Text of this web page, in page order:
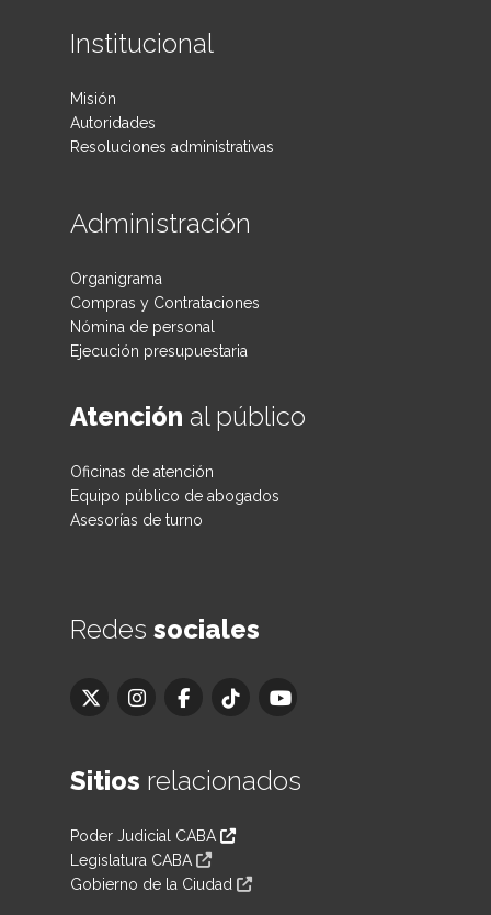
Institucional
Misión
Autoridades
Resoluciones administrativas
Administración
Organigrama
Compras y Contrataciones
Nómina de personal
Ejecución presupuestaria
Atención al público
Oficinas de atención
Equipo público de abogados
Asesorías de turno
Redes sociales
Sitios relacionados
Poder Judicial CABA
Legislatura CABA
Gobierno de la Ciudad